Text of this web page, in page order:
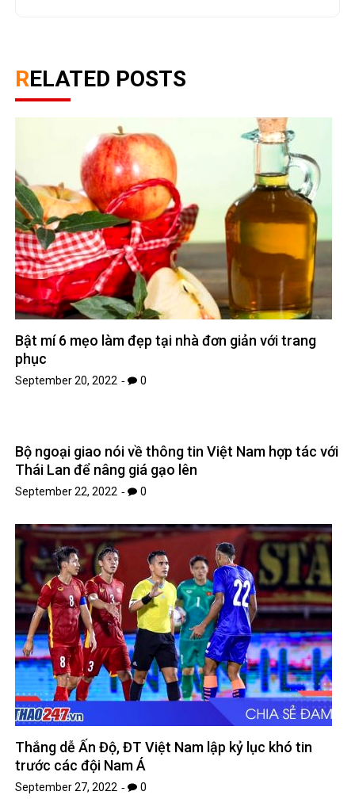
RELATED POSTS
Bật mí 6 mẹo làm đẹp tại nhà đơn giản với trang
phục
September 20, 2022 0
Bộ ngoại giao nói về thông tin Việt Nam hợp tác với
Thái Lan để nâng giá gạo lên
September 22, 2022 0
Thắng dễ Ấn Độ, ĐT Việt Nam lập kỷ lục khó tin
trước các đội Nam Á
September 27, 2022 0